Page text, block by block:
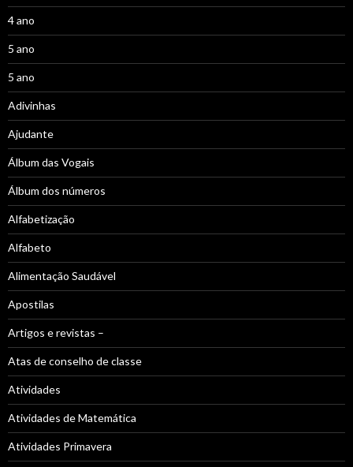
4 ano
5 ano
5 ano
Adivinhas
Ajudante
Álbum das Vogais
Álbum dos números
Alfabetização
Alfabeto
Alimentação Saudável
Apostilas
Artigos e revistas –
Atas de conselho de classe
Atividades
Atividades de Matemática
Atividades Primavera